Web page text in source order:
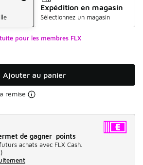
Expédition en magasin
Sélectionnez un magasin
pour les membres FLX
Ajouter au panier
remise
de gagner points
achats avec FLX Cash.
)